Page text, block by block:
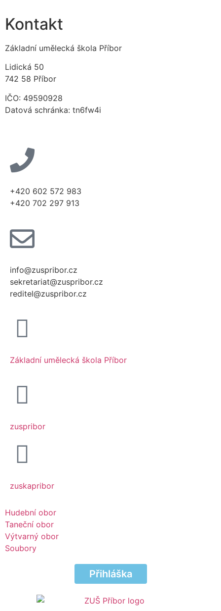
Kontakt
Základní umělecká škola Příbor
Lidická 50
742 58 Příbor
IČO: 49590928
Datová schránka: tn6fw4i
+420 602 572 983
+420 702 297 913
info@zuspribor.cz
sekretariat@zuspribor.cz
reditel@zuspribor.cz
Základní umělecká škola Příbor
zuspribor
zuskapribor
Hudební obor
Taneční obor
Výtvarný obor
Soubory
Přihláška